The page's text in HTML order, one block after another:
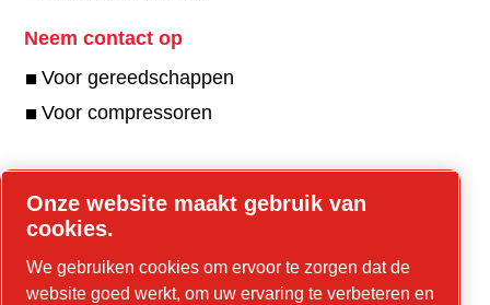
Neem contact op
Voor gereedschappen
Voor compressoren
Online tools
Onze website maakt gebruik van
cookies.
We gebruiken cookies om ervoor te zorgen dat de
website goed werkt, om uw ervaring te verbeteren en